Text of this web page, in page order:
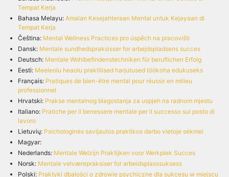
Tempat Kerja
Bahasa Melayu: Amalan Kesejahteraan Mental untuk Kejayaan di
Tempat Kerja
Čeština: Mental Wellness Practices pro úspěch na pracovišti
Dansk: Mentale sundhedspraksisser for arbejdspladsens succes
Deutsch: Mentale Wohlbefindenstechniken für beruflichen Erfolg
Eesti: Meeleolu heaolu praktilised harjutused töökoha edukuseks
Français: Pratiques de bien-être mental pour réussir en milieu
professionnel
Hrvatski: Prakse mentalnog blagostanja za uspjeh na radnom mjestu
Italiano: Pratiche per il benessere mentale per il successo sul posto di
lavoro
Lietuvių: Psichologinės savijautos praktikos darbo vietoje sėkmei
Magyar:
Nederlands: Mentale Welzijn Praktijken voor Werkplek Succes
Norsk: Mentale velværepraksiser for arbeidsplasssuksess
Polski: Praktyki dbałości o zdrowie psychiczne dla sukcesu w miejscu